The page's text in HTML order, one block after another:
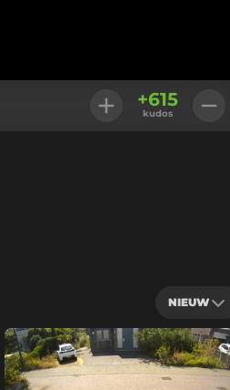
+615
kudos
NIEUW